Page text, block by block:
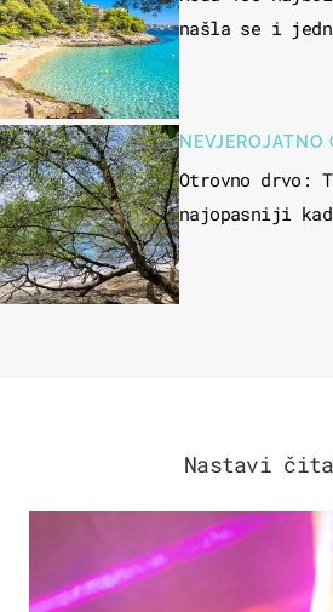
našla se i
NEVJEROJATNO
Otrovno
najopasniji
Nastavi
KULTURA & ZABAVA